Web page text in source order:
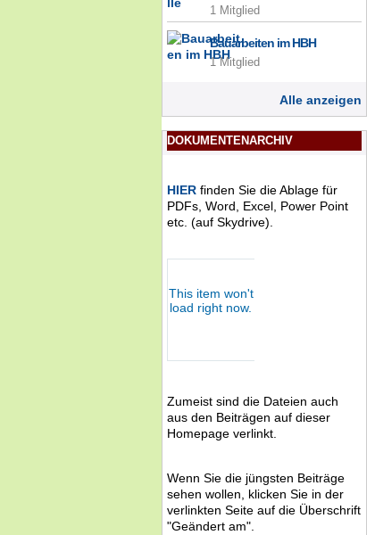
1 Mitglied
Bauarbeiten im HBH
1 Mitglied
Alle anzeigen
DOKUMENTENARCHIV
HIER finden Sie die Ablage für
PDFs, Word, Excel, Power Point
etc. (auf Skydrive).
Zumeist sind die Dateien auch
aus den Beiträgen auf dieser
Homepage verlinkt.
Wenn Sie die jüngsten Beiträge
sehen wollen, klicken Sie in der
verlinkten Seite auf die Überschrift
"Geändert am".